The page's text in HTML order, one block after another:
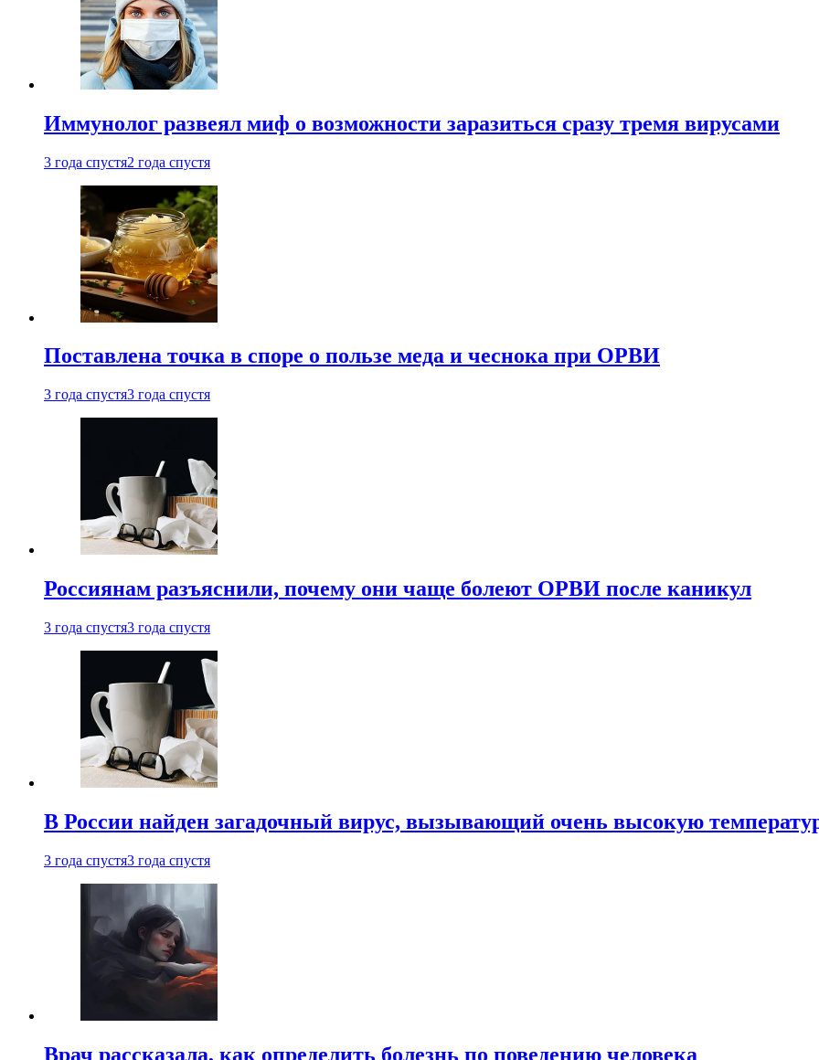
Иммунолог развеял миф о возможности заразиться сразу тремя вирусами
3 года спустя2 года спустя
Поставлена точка в споре о пользе меда и чеснока при ОРВИ
3 года спустя3 года спустя
Россиянам разъяснили, почему они чаще болеют ОРВИ после каникул
3 года спустя3 года спустя
В России найден загадочный вирус, вызывающий очень высокую
3 года спустя3 года спустя
Врач рассказала, как определить болезнь по поведению человека